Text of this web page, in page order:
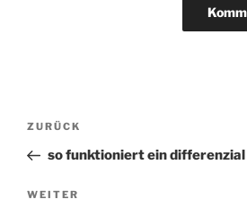
Beitrags-
Navigation
Vorheriger
Beitrag
ZURÜCK
so funktioniert ein differenzial
Nächster
WEITER